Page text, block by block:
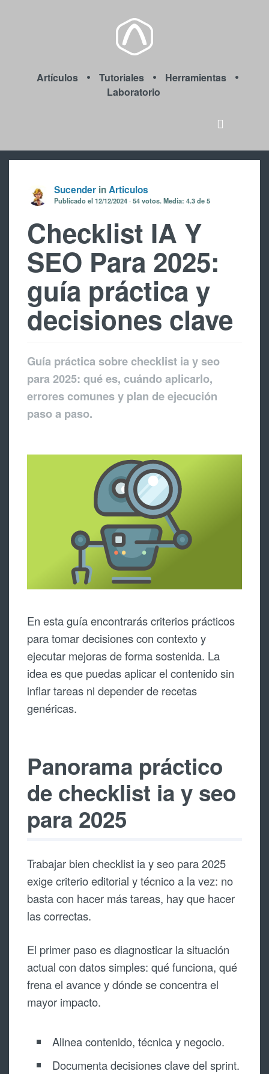
Artículos Tutoriales
Herramientas
Laboratorio
Sucender inArticulos
Publicado el 12/12/2024 54 votos. Media: 4.3 de 5
Checklist IA Y
SEO Para 2025:
guía práctica y
decisiones clave
Guía práctica sobre checklist ia y seo
para 2025: qué es, cuándo aplicarlo,
errores comunes y plan de ejecución
paso a paso.
En esta guía encontrarás criterios prácticos
para tomar decisiones con contexto y
ejecutar mejoras de forma sostenida. La
idea es que puedas aplicar el contenido sin
inflar tareas ni depender de recetas
genéricas.
Panorama práctico
de checklist ia y seo
para 2025
Trabajar bien checklist ia y seo para 2025
exige criterio editorial y técnico a la vez: no
basta con hacer más tareas, hay que hacer
las correctas.
El primer paso es diagnosticar la situación
actual con datos simples: qué funciona, qué
frena el avance y dónde se concentra el
mayor impacto.
Alinea contenido, técnica y negocio.
Documenta decisiones clave del sprint.